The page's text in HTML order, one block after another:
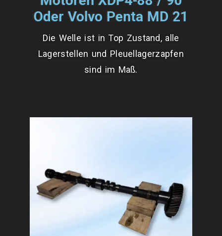
Oder Volvo Penta MD 21
Die Welle ist in Top Zustand, alle
Lagerstellen und Pleuellagerzapfen
sind im Maß.